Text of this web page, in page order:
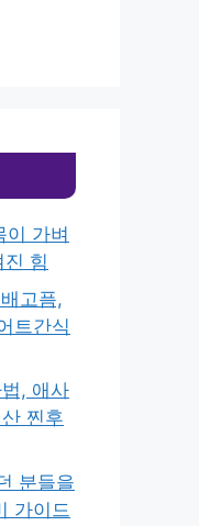
이 가벼
힘
고픔,
트간식
, 애사
찐후
분들을
가이드